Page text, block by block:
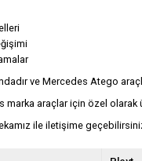
ve Mercedes Atego
marka araçlar için özel olarak
ile iletişime